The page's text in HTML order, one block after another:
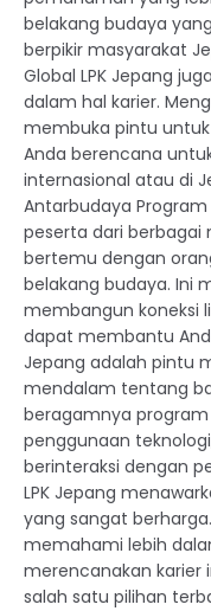
belakang budaya
berpikir masyarakat
Global LPK Jepang
dalam hal karier.
membuka pintu
Anda berencana
internasional atau di
Antarbudaya Program
peserta dari berbagai
bertemu dengan
belakang budaya. Ini
membangun koneksi
dapat membantu
Jepang adalah pintu
mendalam tentang
beragamnya
penggunaan
berinteraksi dengan
LPK Jepang
yang sangat
memahami lebih
merencanakan karier
salah satu pilihan